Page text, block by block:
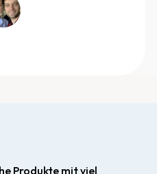
Produkte mit viel